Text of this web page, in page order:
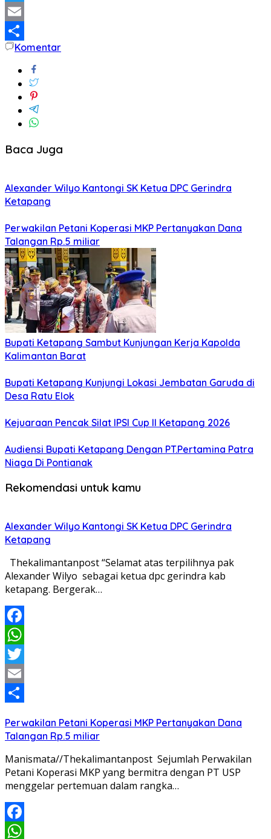
Twitter
Email
Share
Komentar
Baca Juga
Alexander Wilyo Kantongi SK Ketua DPC Gerindra
Ketapang
Perwakilan Petani Koperasi MKP Pertanyakan Dana
Talangan Rp.5 miliar
Bupati Ketapang Sambut Kunjungan Kerja Kapolda
Kalimantan Barat
Bupati Ketapang Kunjungi Lokasi Jembatan Garuda di
Desa Ratu Elok
Kejuaraan Pencak Silat IPSI Cup II Ketapang 2026
Audiensi Bupati Ketapang Dengan PT.Pertamina Patra
Niaga Di Pontianak
Rekomendasi untuk kamu
Alexander Wilyo Kantongi SK Ketua DPC Gerindra
Ketapang
Thekalimantanpost “Selamat atas terpilihnya pak
Alexander Wilyo sebagai ketua dpc gerindra kab
ketapang. Bergerak…
Facebook
WhatsApp
Twitter
Email
Perwakilan Petani Koperasi MKP Pertanyakan Dana
Talangan Rp.5 miliar
Manismata//Thekalimantanpost Sejumlah Perwakilan
Petani Koperasi MKP yang bermitra dengan PT USP
menggelar pertemuan dalam rangka…
Facebook